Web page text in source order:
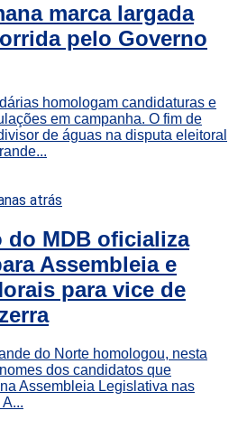
marca largada
pelo Governo
homologam candidaturas e
em campanha. O fim de
de águas na disputa eleitoral
atrás
do MDB oficializa
Assembleia e
para vice de
do Norte homologou, nesta
dos candidatos que
Assembleia Legislativa nas